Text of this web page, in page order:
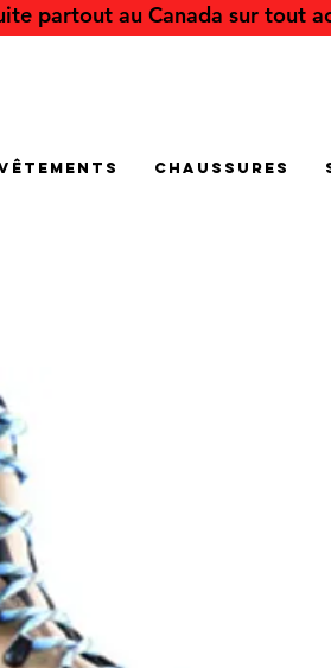
partout au Canada sur tout
Chaussures